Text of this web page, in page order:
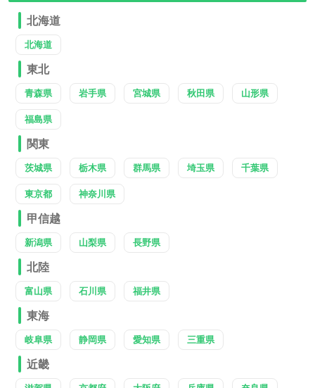
北海道
北海道
東北
青森県 岩手県 宮城県 秋田県 山形県
福島県
関東
茨城県 栃木県 群馬県 埼玉県 千葉県
東京都 神奈川県
甲信越
新潟県 山梨県 長野県
北陸
富山県 石川県 福井県
東海
岐阜県 静岡県 愛知県 三重県
近畿